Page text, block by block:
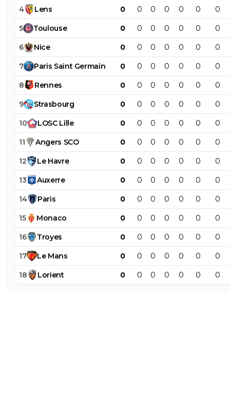
4 Lens 0 0 0 0 0 0 0
5 Toulouse 0 0 0 0 0 0 0
6 Nice 0 0 0 0 0 0 0
7 Paris Saint Germain 0 0 0 0 0 0 0
8 Rennes 0 0 0 0 0 0 0
9 Strasbourg 0 0 0 0 0 0 0
10 LOSC Lille 0 0 0 0 0 0 0
11 Angers SCO 0 0 0 0 0 0 0
12 Le Havre 0 0 0 0 0 0 0
13 Auxerre 0 0 0 0 0 0 0
14 Paris 0 0 0 0 0 0 0
15 Monaco 0 0 0 0 0 0 0
16 Troyes 0 0 0 0 0 0 0
17 Le Mans 0 0 0 0 0 0 0
18 Lorient 0 0 0 0 0 0 0